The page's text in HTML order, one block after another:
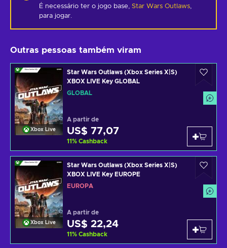
É necessário ter o jogo base, Star Wars Outlaws
para jogar.
Outras pessoas também viram
Xbox Live
Star Wars Outlaws (Xbox Series X|S)
XBOX LIVE Key GLOBAL
GLOBAL
A partir de
US$ 77,07
11% Cashback
Xbox Live
Star Wars Outlaws (Xbox Series X|S)
XBOX LIVE Key EUROPE
EUROPA
A partir de
US$ 22,24
11% Cashback